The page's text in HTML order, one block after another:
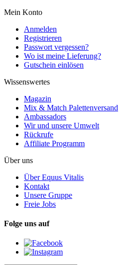
Mein Konto
Anmelden
Registrieren
Passwort vergessen?
Wo ist meine Lieferung?
Gutschein einlösen
Wissenswertes
Magazin
Mix & Match Palettenversand
Ambassadors
Wir und unsere Umwelt
Rückrufe
Affiliate Programm
Über uns
Über Equus Vitalis
Kontakt
Unsere Gruppe
Freie Jobs
Folge uns auf